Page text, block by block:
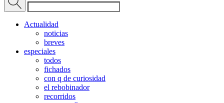
Actualidad
noticias
breves
especiales
todos
fichados
con q de curiosidad
el rebobinador
recorridos